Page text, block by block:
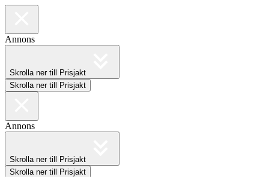
Annons
Skrolla ner till Prisjakt
Skrolla ner till Prisjakt
Annons
Skrolla ner till Prisjakt
Skrolla ner till Prisjakt